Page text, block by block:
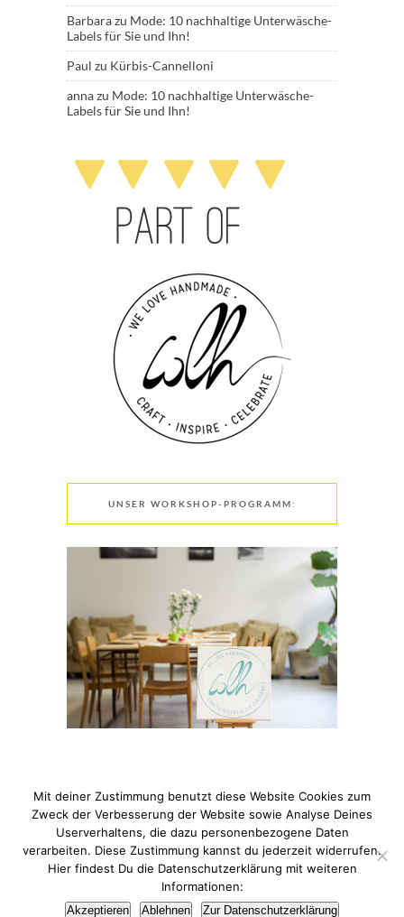
Barbarazu Mode: 10 nachhaltige Unterwäsche-
Labels für Sie und Ihn!
Paul zu Kürbis-Cannelloni
annazu Mode: 10 nachhaltige Unterwäsche-
Labels für Sie und Ihn!
UNSER WORKSHOP-PROGRAMM:
© 2021 Pixi mit Milch. All Rights Reserved. Du hast Fragen
zum Thema Datenschutz? Hier findest du meine
Datenschutzerklärung.
Mit deiner Zustimmung benutzt diese Website Cookies zum
Zweck der Verbesserung der Website sowie Analyse Deines
Userverhaltens, die dazu personenbezogene Daten
verarbeiten. Diese Zustimmung kannst du jederzeit widerrufen.
Hier findest Du die Datenschutzerklärung mit weiteren
Informationen:
Akzeptieren Ablehnen Zur Datenschutzerklärung